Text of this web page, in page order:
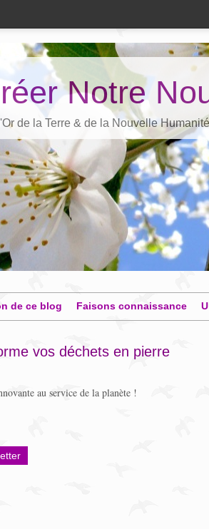
Notre
de la Terre & de la Nouvelle Humanité
de ce blog Faisons connaissance
vos déchets en pierre
au service de la planète !